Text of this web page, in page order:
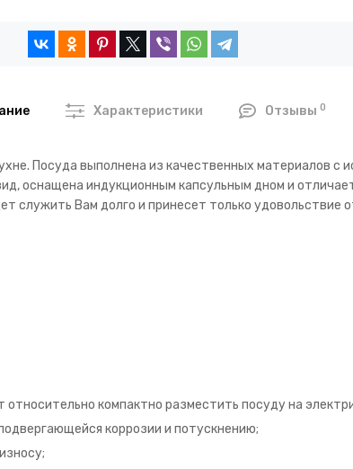
Характеристики Отзывы 0
Посуда выполнена из качественных материалов с
оснащена индукционным капсульным дном и
служить Вам долго и принесет только удовольствие
компактно разместить посуду на
коррозии и потускнению;